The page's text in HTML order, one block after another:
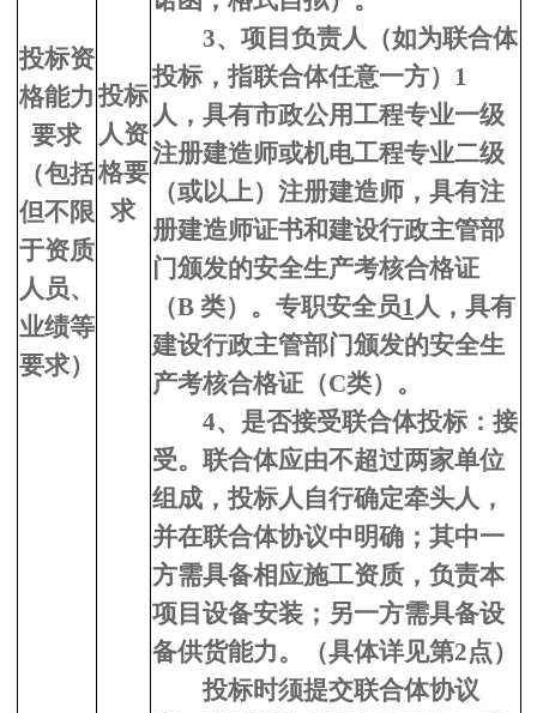
投标资
格能力
要求
（包括
但不限
于资质
人员、
业绩等
要求）
投标
人资
格要
求
3、项目负责人（如为联合体
投标，指联合体任意一方）1
人，具有市政公用工程专业一级
注册建造师或机电工程专业二级
（或以上）注册建造师，具有注
册建造师证书和建设行政主管部
门颁发的安全生产考核合格证
（B 类）。专职安全员1人，具有
建设行政主管部门颁发的安全生
产考核合格证（C类）。
4、 是否接受联合体投标：接
受。联合体应由不超过两家单位
组成，投标人自行确定牵头人，
并在联合体协议中明确；其中一
方需具备相应施工资质，负责本
项目设备安装；另一方需具备设
备供货能力。（具体详见第2点）
投标时须提交联合体协议